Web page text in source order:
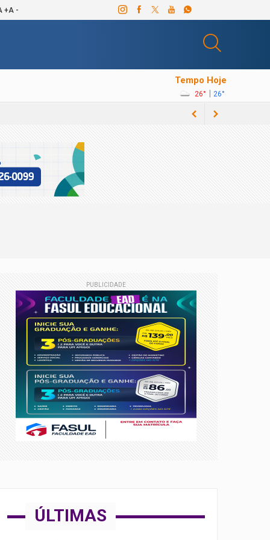
+A -
Tempo Hoje
26° 26°
18
PUBLICIDADE
ÚLTIMAS